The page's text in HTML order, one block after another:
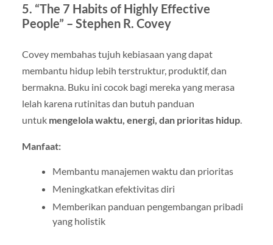
5. “The 7 Habits of Highly Effective
People” – Stephen R. Covey
Covey membahas tujuh kebiasaan yang dapat
membantu hidup lebih terstruktur, produktif, dan
bermakna. Buku ini cocok bagi mereka yang merasa
lelah karena rutinitas dan butuh panduan
untuk mengelola waktu, energi, dan prioritas hidup.
Manfaat:
Membantu manajemen waktu dan prioritas
Meningkatkan efektivitas diri
Memberikan panduan pengembangan pribadi
yang holistik